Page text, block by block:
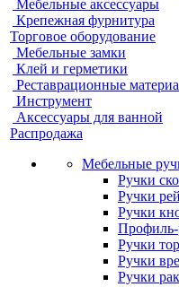
Мебельные аксессуары
Крепежная фурнитура
Торговое оборудование
Мебельные замки
Клей и герметики
Реставрационные
Инструмент
Аксессуары для ванной
Распродажа
Мебельные
Ручки
Ручки
Ручки
Профиль-
Ручки
Ручки
Ручки